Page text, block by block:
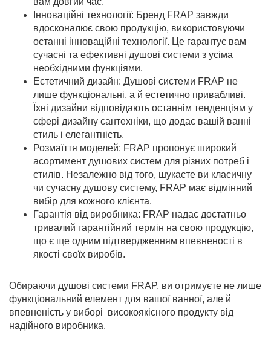
Інноваційні технології: Бренд FRAP завжди
вдосконалює свою продукцію, використовуючи
останні інноваційні технології. Це гарантує вам
сучасні та ефективні душові системи з усіма
необхідними функціями.
Естетичний дизайн: Душові системи FRAP не
лише функціональні, а й естетично привабливі.
Їхні дизайни відповідають останнім тенденціям у
сфері дизайну сантехніки, що додає вашій ванні
стиль і елегантність.
Розмаїття моделей: FRAP пропонує широкий
асортимент душових систем для різних потреб і
стилів. Незалежно від того, шукаєте ви класичну
чи сучасну душову систему, FRAP має відмінний
вибір для кожного клієнта.
Гарантія від виробника: FRAP надає достатньо
тривалий гарантійний термін на свою продукцію,
що є ще одним підтвердженням впевненості в
якості своїх виробів.
Обираючи душові системи FRAP, ви отримуєте не лише
функціональний елемент для вашої ванної, але й
впевненість у виборі високоякісного продукту від
надійного виробника.